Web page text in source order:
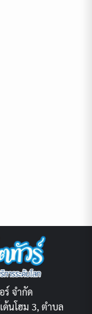
ร์ จำกัด
นโฮม 3, ตำบล